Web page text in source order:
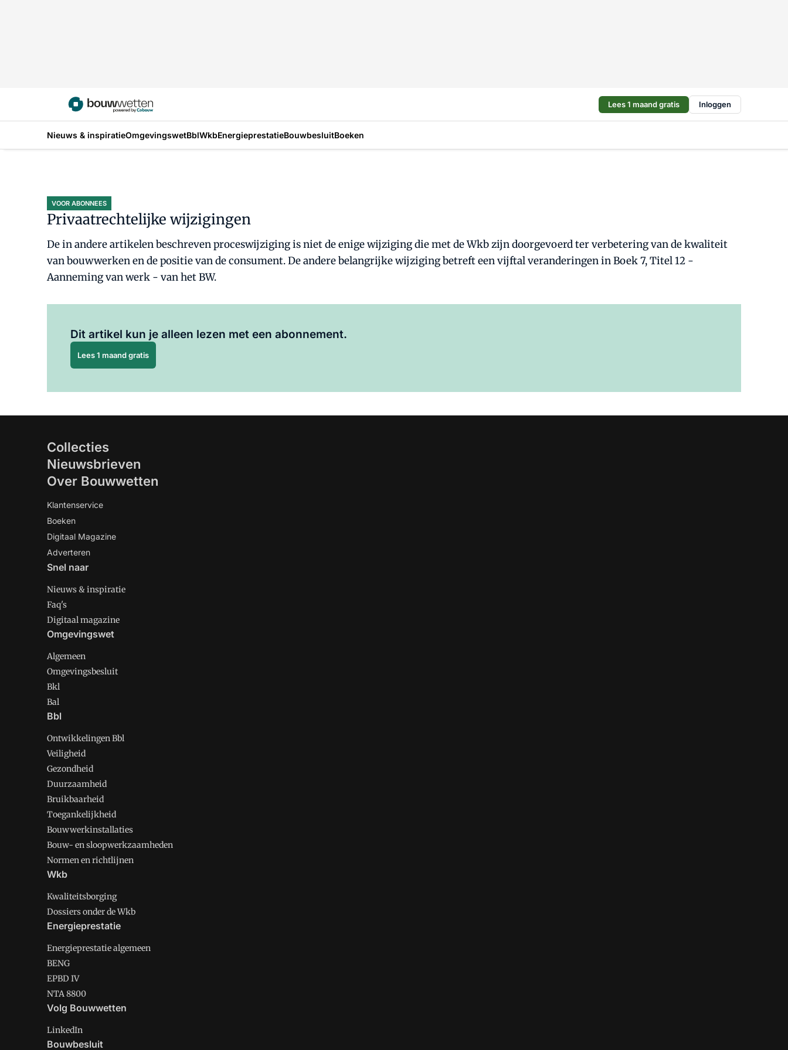
Lees 1 maand gratis Inloggen
Nieuws & inspiratieOmgevingswetBblWkbEnergieprestatieBouwbesluitBoeken
VOOR ABONNEES
Privaatrechtelijke wijzigingen
De in andere artikelen beschreven proceswijziging is niet de enige wijziging die met de Wkb zijn doorgevoerd ter verbetering van de kwaliteit
van bouwwerken en de positie van de consument. De andere belangrijke wijziging betreft een vijftal veranderingen in Boek 7, Titel 12 -
Aanneming van werk - van het BW.
Dit artikel kun je alleen lezen met een abonnement.
Lees 1 maand gratis
Collecties
Nieuwsbrieven
Over Bouwwetten
Klantenservice
Boeken
Digitaal Magazine
Adverteren
Snel naar
Nieuws & inspiratie
Faq's
Digitaal magazine
Omgevingswet
Algemeen
Omgevingsbesluit
Bkl
Bal
Bbl
Ontwikkelingen Bbl
Veiligheid
Gezondheid
Duurzaamheid
Bruikbaarheid
Toegankelijkheid
Bouwwerkinstallaties
Bouw- en sloopwerkzaamheden
Normen en richtlijnen
Wkb
Kwaliteitsborging
Dossiers onder de Wkb
Energieprestatie
Energieprestatie algemeen
BENG
EPBD IV
NTA 8800
Volg Bouwwetten
LinkedIn
Bouwbesluit